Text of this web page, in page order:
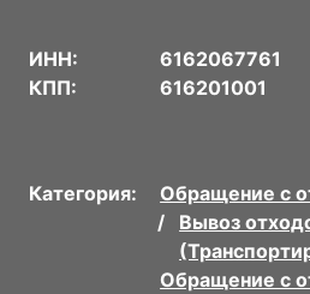
ИНН:
6162067761
КПП:
616201001
Категория:
Обращение с
Вывоз
Обращение с